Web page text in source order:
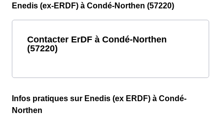
Enedis (ex-ERDF) à Condé-Northen (57220)
Contacter ErDF à Condé-Northen
(57220)
Infos pratiques sur Enedis (ex ERDF) à Condé-
Northen